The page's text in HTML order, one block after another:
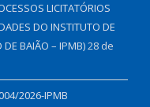
LICITATÓRIOS
DO INSTITUTO DE
DE BAIÃO – IPMB)28 de
2026-IPMB